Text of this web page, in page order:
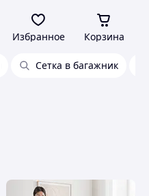
Избранное Корзина
Сетка в багажник